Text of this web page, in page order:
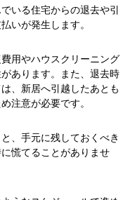
いる住宅からの退去や引
いが発生します。
用やハウスクリーニング
あります。また、退去時
、新居へ引越したあとも
注意が必要です。
、手元に残しておくべき
慌てることがありませ